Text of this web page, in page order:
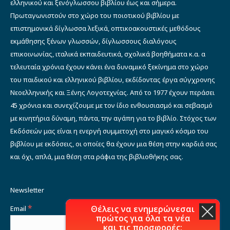
ελληνικού και ξενόγλωσσου βιβλίου έως και σήμερα.
Πρωταγωνιστούν στο χώρο του ποιοτικού βιβλίου με
επιστημονικά δίγλωσσα λεξικά, οπτικοακουστικές μεθόδους
εκμάθησης ξένων γλωσσών, δίγλωσσους διαλόγους
επικοινωνίας, ιταλικά εκπαιδευτικά, σχολικά βοηθήματα κ.α. α
τελευταία χρόνια έχουν κάνει ένα δυναμικό ξεκίνημα στο χώρο
του παιδικού και ελληνικού βιβλίου, εκδίδοντας έργα σύγχρονης
Νεοελληνικής και Ξένης Λογοτεχνίας. Από το 1977 έχουν περάσει
45 χρόνια και συνεχίζουμε με τον ίδιο ενθουσιασμό και σεβασμό
με κινητήρια δύναμη, πάντα, την αγάπη για το βιβλίο. Στόχος των
Εκδόσεών μας είναι η ενεργή συμμετοχή στο μαγικό κόσμο του
βιβλίου με εκδόσεις, οι οποίες θα έχουν μια θέση στην καρδιά σας
και όχι, απλά, μια θέση στα ράφια της βιβλιοθήκης σας.
Newsletter
Email *
Θέλεις να ενημερώνεσαι
πρώτος για όλα τα νέα
και τις προσφορές;